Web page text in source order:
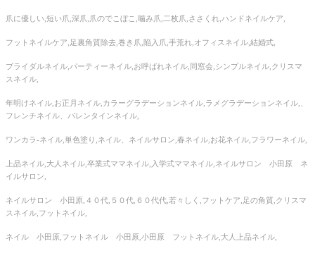
爪に優しい,短い爪,深爪,爪のでこぼこ,噛み爪,二枚爪,ささくれ,ハンドネイルケア,
フットネイルケア,足裏角質除去,巻き爪,陥入爪,手荒れ,オフィスネイル,結婚式,
ブライダルネイル,パーティーネイル,お呼ばれネイル,同窓会,シンプルネイル,クリスマ
スネイル,
年明けネイル,お正月ネイル,カラーグラデーションネイル,ラメグラデーションネイル,、
フレンチネイル、バレンタインネイル,
ワンカラ‐ネイル,単色塗り,ネイル、ネイルサロン,春ネイル,お花ネイル,フラワーネイル,
上品ネイル,大人ネイル,卒業式ママネイル,入学式ママネイル,ネイルサロン 小田原 ネ
イルサロン,
ネイルサロン 小田原,４０代,５０代,６０代代,若々しく,フットケア,足の角質,クリスマ
スネイル,フットネイル,
ネイル 小田原,フットネイル 小田原,小田原 フットネイル,大人上品ネイル,